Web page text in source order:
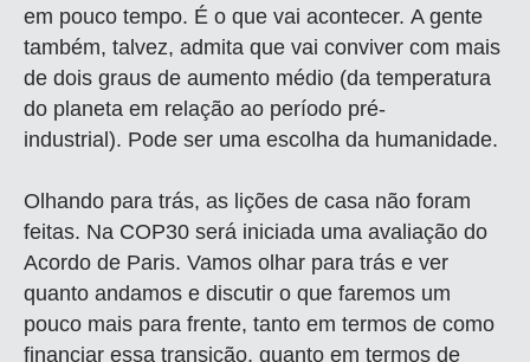
em pouco tempo. É o que vai acontecer. A gente
também, talvez, admita que vai conviver com mais
de dois graus de aumento médio (da temperatura
do planeta em relação ao período pré-
industrial). Pode ser uma escolha da humanidade.
Olhando para trás, as lições de casa não foram
feitas. Na COP30 será iniciada uma avaliação do
Acordo de Paris. Vamos olhar para trás e ver
quanto andamos e discutir o que faremos um
pouco mais para frente, tanto em termos de como
financiar essa transição, quanto em termos de